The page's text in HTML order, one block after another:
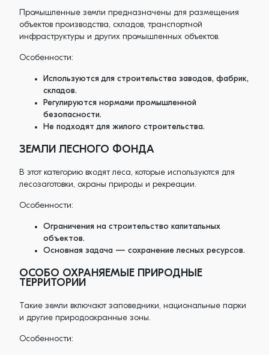
Промышленные земли предназначены для размещения
объектов производства, складов, транспортной
инфраструктуры и других промышленных объектов.
Особенности:
Используются для строительства заводов, фабрик,
складов.
Регулируются нормами промышленной
безопасности.
Не подходят для жилого строительства.
ЗЕМЛИ ЛЕСНОГО ФОНДА
В этот категорию входят леса, которые используются для
лесозаготовки, охраны природы и рекреации.
Особенности:
Ограничения на строительство капитальных
объектов.
Основная задача — сохранение лесных ресурсов.
ОСОБО ОХРАНЯЕМЫЕ ПРИРОДНЫЕ
ТЕРРИТОРИИ
Такие земли включают заповедники, национальные парки
и другие природоохранные зоны.
Особенности: